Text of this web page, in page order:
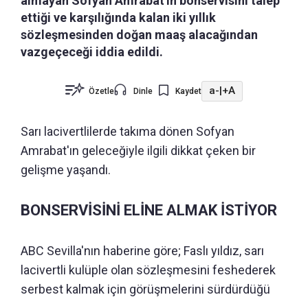
ettiği ve karşılığında kalan iki yıllık
sözleşmesinden doğan maaş alacağından
vazgeçeceği iddia edildi.
Özetle Dinle Kaydet a- +A
Sarı lacivertlilerde takıma dönen Sofyan
Amrabat'ın geleceğiyle ilgili dikkat çeken bir
gelişme yaşandı.
BONSERVİSİNİ ELİNE ALMAK İSTİYOR
ABC Sevilla'nın haberine göre; Faslı yıldız, sarı
lacivertli kulüple olan sözleşmesini feshederek
serbest kalmak için görüşmelerini sürdürdüğü